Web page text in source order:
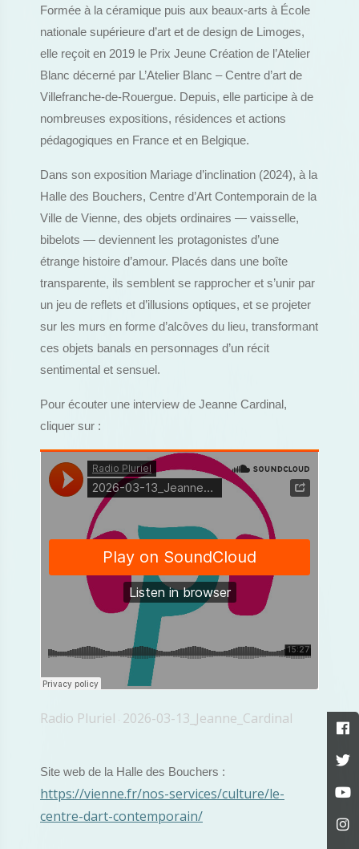
Formée à la céramique puis aux beaux-arts à École
nationale supérieure d’art et de design de Limoges,
elle reçoit en 2019 le Prix Jeune Création de l’Atelier
Blanc décerné par L’Atelier Blanc – Centre d’art de
Villefranche-de-Rouergue. Depuis, elle participe à de
nombreuses expositions, résidences et actions
pédagogiques en France et en Belgique.
Dans son exposition Mariage d’inclination (2024), à la
Halle des Bouchers, Centre d’Art Contemporain de la
Ville de Vienne, des objets ordinaires — vaisselle,
bibelots — deviennent les protagonistes d’une
étrange histoire d’amour. Placés dans une boîte
transparente, ils semblent se rapprocher et s’unir par
un jeu de reflets et d’illusions optiques, et se projeter
sur les murs en forme d’alcôves du lieu, transformant
ces objets banals en personnages d’un récit
sentimental et sensuel.
Pour écouter une interview de Jeanne Cardinal,
cliquer sur :
Radio Pluriel · 2026-03-13_Jeanne_Cardinal
Site web de la Halle des Bouchers :
https://vienne.fr/nos-services/culture/le-
centre-dart-contemporain/